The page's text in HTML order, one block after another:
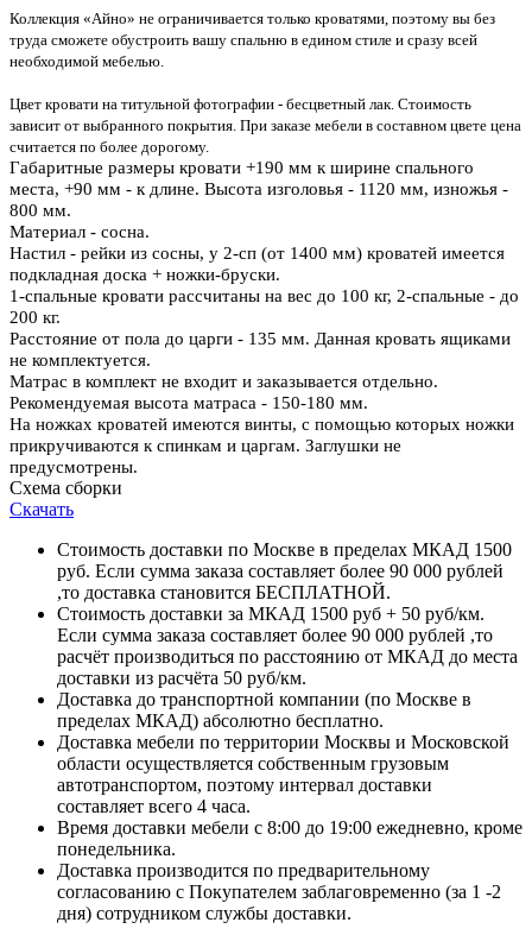
Коллекция «Айно» не ограничивается только кроватями, поэтому вы без
труда сможете обустроить вашу спальню в едином стиле и сразу всей
необходимой мебелью.
Цвет кровати на титульной фотографии - бесцветный лак. Стоимость
зависит от выбранного покрытия. При заказе мебели в составном цвете цена
считается по более дорогому.
Габаритные размеры кровати +190 мм к ширине спального
места, +90 мм - к длине. Высота изголовья - 1120 мм, изножья -
800 мм.
Материал - сосна.
Настил - рейки из сосны, у 2-сп (от 1400 мм) кроватей имеется
подкладная доска + ножки-бруски.
1-спальные кровати рассчитаны на вес до 100 кг, 2-спальные - до
200 кг.
Расстояние от пола до царги - 135 мм. Данная кровать ящиками
не комплектуется.
Матрас в комплект не входит и заказывается отдельно.
Рекомендуемая высота матраса - 150-180 мм.
На ножках кроватей имеются винты, с помощью которых ножки
прикручиваются к спинкам и царгам. Заглушки не
предусмотрены.
Схема сборки
Скачать
Стоимость доставки по Москве в пределах МКАД 1500
руб. Если сумма заказа составляет более 90 000 рублей
,то доставка становится БЕСПЛАТНОЙ.
Стоимость доставки за МКАД 1500 руб + 50 руб/км.
Если сумма заказа составляет более 90 000 рублей ,то
расчёт производиться по расстоянию от МКАД до места
доставки из расчёта 50 руб/км.
Доставка до транспортной компании (по Москве в
пределах МКАД) абсолютно бесплатно.
Доставка мебели по территории Москвы и Московской
области осуществляется собственным грузовым
автотранспортом, поэтому интервал доставки
составляет всего 4 часа.
Время доставки мебели с 8:00 до 19:00 ежедневно, кроме
понедельника.
Доставка производится по предварительному
согласованию с Покупателем заблаговременно (за 1 -2
дня) сотрудником службы доставки.